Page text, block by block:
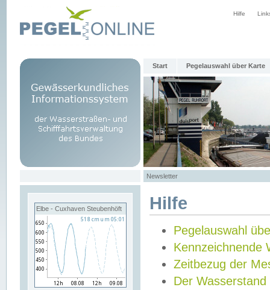
Hilfe
Start Pegelauswahl über Karte
Newsletter
Elbe - Cuxhaven Steubenhöft Hilfe
Pegelauswahl
Kennzeichnende
Zeitbezug der
Der Wasserstand